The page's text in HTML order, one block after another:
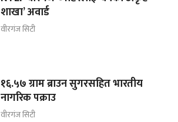
शाखा’ अवार्ड
वीरगंज सिटी
१६.५७ ग्राम ब्राउन सुगरसहित भारतीय
नागरिक पक्राउ
वीरगंज सिटी